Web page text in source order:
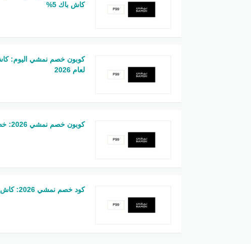
كاش باك 5%
لعام 2026
كوبون خصم نمشي 2026: خصم 20% فعال
كود خصم نمشي 2026: كاش باك 5%